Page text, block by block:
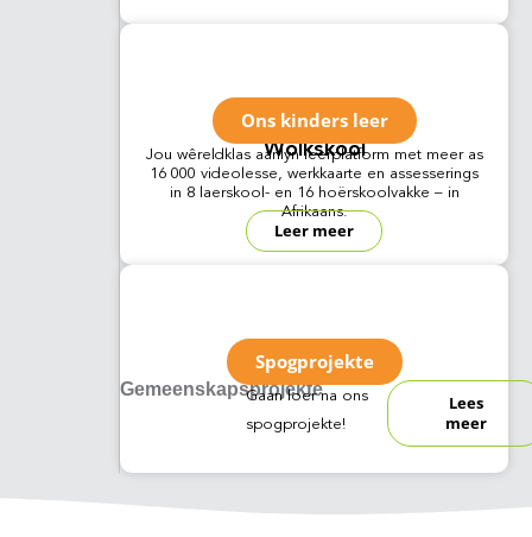
Ons kinders leer
Wolkskool
Jou wêreldklas aanlyn leerplatform met meer as
16 000 videolesse, werkkaarte en assesserings
in 8 laerskool- en 16 hoërskoolvakke – in
Afrikaans.
Leer meer
Spogprojekte
Gemeenskapsprojekte
Gaan loer na ons
spogprojekte!
Lees
meer